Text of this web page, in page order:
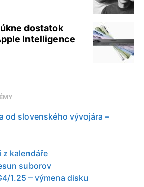
dostatok
Intelligence
od slovenského vývojára –
z kalendáře
suborov
1.25 – výmena disku